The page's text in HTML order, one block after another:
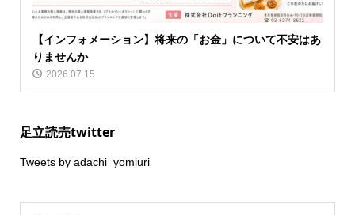
【インフォメーション】将来の「お金」について不安はあ
りませんか
2026.07.15
足立読売twitter
Tweets by adachi_yomiuri